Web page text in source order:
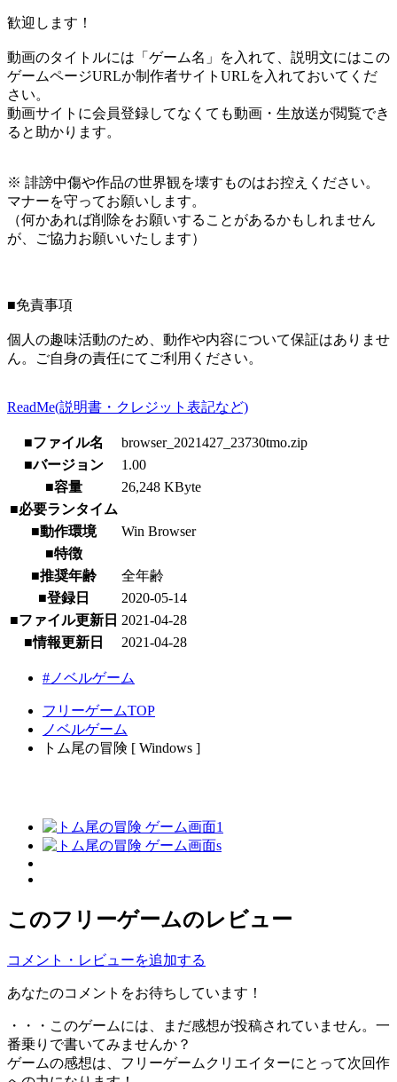
歓迎します！
動画のタイトルには「ゲーム名」を入れて、説明文にはこの
ゲームページURLか制作者サイトURLを入れておいてくだ
さい。
動画サイトに会員登録してなくても動画・生放送が閲覧でき
ると助かります。
※ 誹謗中傷や作品の世界観を壊すものはお控えください。
マナーを守ってお願いします。
（何かあれば削除をお願いすることがあるかもしれません
が、ご協力お願いいたします）
■免責事項
個人の趣味活動のため、動作や内容について保証はありませ
ん。ご自身の責任にてご利用ください。
ReadMe(説明書・クレジット表記など)
■ファイル名
browser_2021427_23730tmo.zip
■バージョン
1.00
■容量
26,248 KByte
■必要ランタイム
■動作環境
Win Browser
■特徴
■推奨年齢
全年齢
■登録日
2020-05-14
■ファイル更新日 2021-04-28
■情報更新日
2021-04-28
#ノベルゲーム
フリーゲームTOP
ノベルゲーム
トム尾の冒険 [ Windows ]
このフリーゲームのレビュー
コメント・レビューを追加する
あなたのコメントをお待ちしています！
・・・このゲームには、まだ感想が投稿されていません。一
番乗りで書いてみませんか？
ゲームの感想は、フリーゲームクリエイターにとって次回作